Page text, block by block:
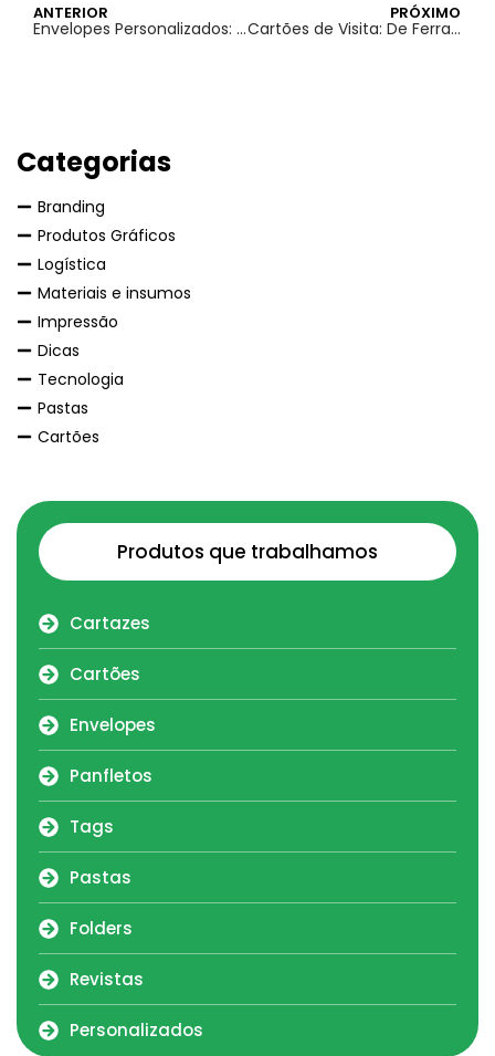
ANTERIOR
Envelopes Personalizados: Elevando Campanhas de Marketing Direto
PRÓXIMO
Cartões de Visita: De Ferramentas de Networking a Peças de Coleção
Categorias
Branding
Produtos Gráficos
Logística
Materiais e insumos
Impressão
Dicas
Tecnologia
Pastas
Cartões
Produtos que trabalhamos
Cartazes
Cartões
Envelopes
Panfletos
Tags
Pastas
Folders
Revistas
Personalizados